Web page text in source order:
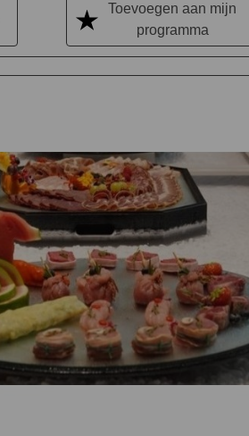
Toevoegen aan mijn
programma